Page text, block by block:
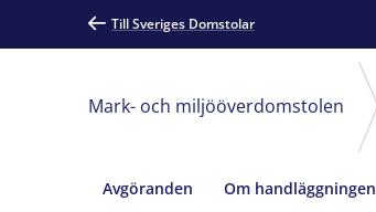
Till Sveriges Domstolar
Mark- och miljööverdomstolen
Avgöranden Om handläggningen